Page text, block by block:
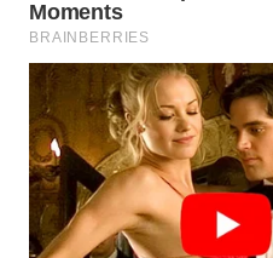
WN
WN
GORONTALO
WN
SULUT